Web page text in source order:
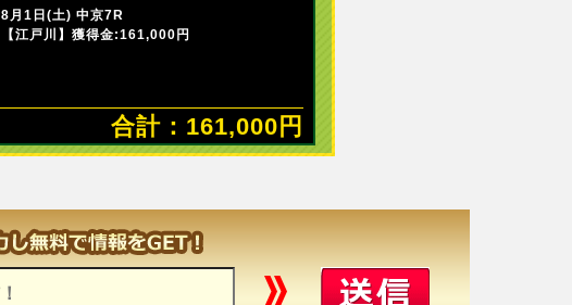
8月1日(土) 中京7R
【江戸川】獲得金:161,000円
合計：161,000円